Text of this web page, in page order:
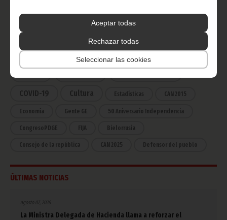
Aceptar todas
Rechazar todas
Seleccionar las cookies
CATEGORÍAS
Noticias Gobierno
Presidencia
África
COVID-19 Cultura Estadísticas CAN 2015
Economía Gente GE 50 Aniversario Independencia
CongresoPDGE FIJA Bielorrusia
Consejo de la república CAN 2025 Defensor del pueblo
ÚLTIMAS NOTICIAS
agosto 07, 2026
La Ministra Delegada de Hacienda llama a reforzar el